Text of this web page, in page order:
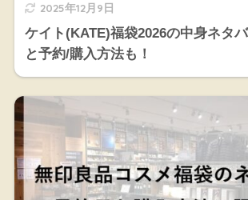
2025年12月9日
ケイト(KATE)福袋2026の中身ネタ
と予約/購入方法も！